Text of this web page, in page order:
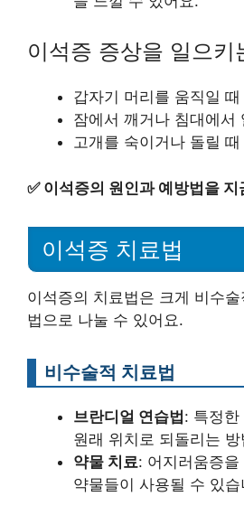
이석증 증상을 일으키
갑자기 머리를 움직일 때
잠에서 깨거나 침대에서
고개를 숙이거나 돌릴 때
✅ 이석증의 원인과 예방법을
이석증 치료법
이석증의 치료법은 크게 비수
법으로 나눌 수 있어요.
비수술적 치료법
브란디얼 연습법: 특정한
원래 위치로 되돌리는 방
약물 치료: 어지러움증
약물들이 사용될 수 있습